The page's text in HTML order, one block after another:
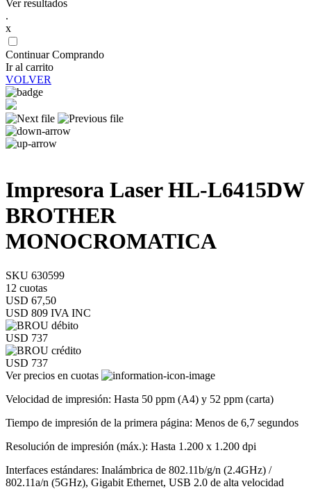
Ver resultados
.
x
Continuar Comprando
Ir al carrito
VOLVER
Impresora Laser HL-L6415DW
BROTHER
MONOCROMATICA
SKU 630599
12 cuotas
USD 67,50
USD 809 IVA INC
USD 737
USD 737
Ver precios en cuotas
Velocidad de impresión: Hasta 50 ppm (A4) y 52 ppm (carta)
Tiempo de impresión de la primera página: Menos de 6,7 segundos
Resolución de impresión (máx.): Hasta 1.200 x 1.200 dpi
Interfaces estándares: Inalámbrica de 802.11b/g/n (2.4GHz) /
802.11a/n (5GHz), Gigabit Ethernet, USB 2.0 de alta velocidad